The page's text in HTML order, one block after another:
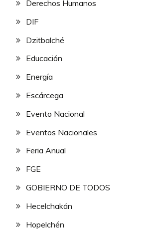
Derechos Humanos
DIF
Dzitbalché
Educación
Energía
Escárcega
Evento Nacional
Eventos Nacionales
Feria Anual
FGE
GOBIERNO DE TODOS
Hecelchakán
Hopelchén